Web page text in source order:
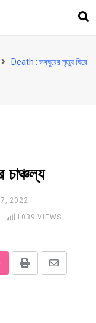
Death : ভবঘুরের মৃত্যু ঘিরে
2022
1039 VIEWS
Print
Share